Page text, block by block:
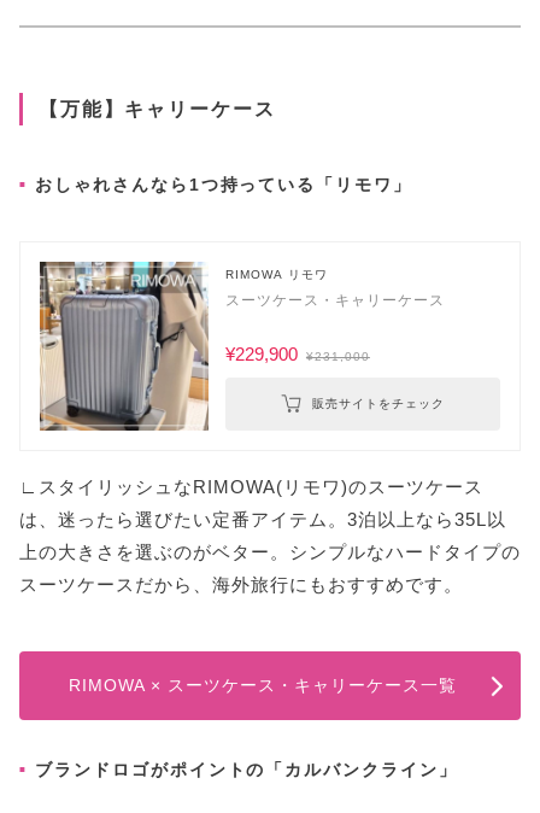
【万能】キャリーケース
おしゃれさんなら1つ持っている「リモワ」
RIMOWA リモワ
スーツケース・キャリーケース
¥229,900 ¥231,000
販売サイトをチェック
∟スタイリッシュなRIMOWA(リモワ)のスーツケース
は、迷ったら選びたい定番アイテム。3泊以上なら35L以
上の大きさを選ぶのがベター。シンプルなハードタイプの
スーツケースだから、海外旅行にもおすすめです。
RIMOWA × スーツケース・キャリーケース一覧
ブランドロゴがポイントの「カルバンクライン」